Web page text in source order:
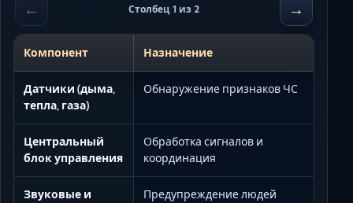
← Столбец 1 из 2 →
Компонент Назначение
Датчики (дыма,
тепла, газа)
Обнаружение признаков ЧС
Центральный
блок управления
Обработка сигналов и
координация
Звуковые и
Предупреждение людей